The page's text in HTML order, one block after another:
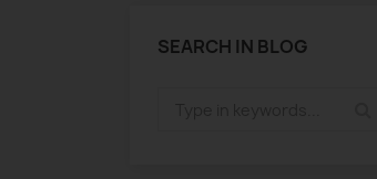
SEARCH IN BLOG